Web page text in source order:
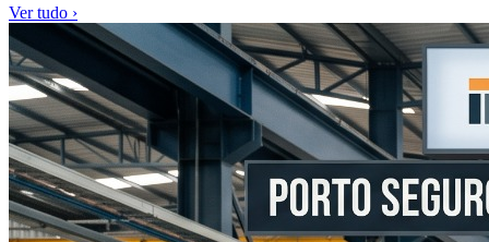
Ver tudo ›